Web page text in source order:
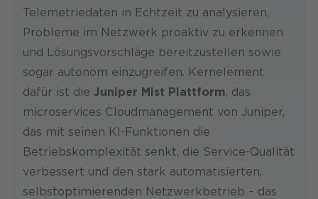
Telemetriedaten in Echtzeit zu analysieren,
Probleme im Netzwerk proaktiv zu erkennen
und Lösungsvorschläge bereitzustellen sowie
sogar autonom einzugreifen. Kernelement
dafür ist die Juniper Mist Plattform, das
microservices Cloudmanagement von Juniper,
das mit seinen KI-Funktionen die
Betriebskomplexität senkt, die Service-Qualität
verbessert und den stark automatisierten,
selbstoptimierenden Netzwerkbetrieb – das